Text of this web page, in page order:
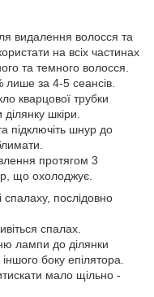
видалення волосся та
на всіх частинах
та темного волосся.
лише за 4-5 сеансів.
кварцової трубки
шкіри.
підключіть шнур до
протягом 3
що охолоджує.
послідовно
спалах.
лампи до ділянки
боку епілятора.
мало щільно -